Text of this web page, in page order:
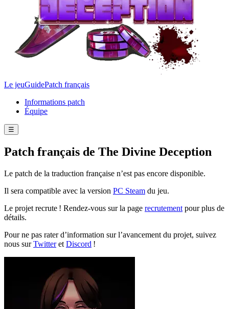
Le jeuGuidePatch français
Informations patch
Équipe
☰
Patch français de The Divine Deception
Le patch de la traduction française n’est pas encore disponible.
Il sera compatible avec la version PC Steam du jeu.
Le projet recrute ! Rendez-vous sur la page recrutement pour plus de
détails.
Pour ne pas rater d’information sur l’avancement du projet, suivez
nous surTwitteret Discord !